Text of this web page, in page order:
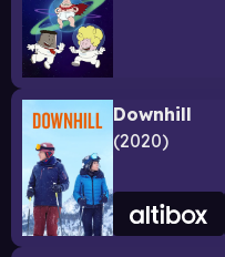
Downhill
2020